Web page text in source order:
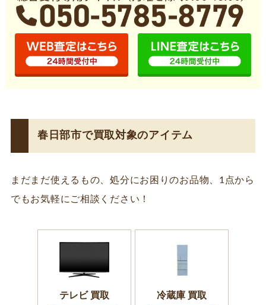
春日部市で買取対象のアイテム
まだまだ使えるもの、処分にお困りのお品物、1点から
でもお気軽にご相談ください！
テレビ 買取 冷蔵庫 買取